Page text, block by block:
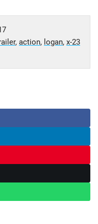
, action, logan, x-23